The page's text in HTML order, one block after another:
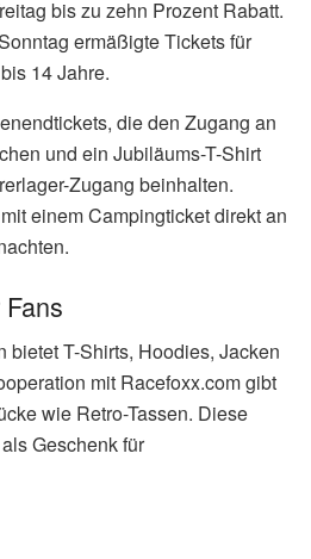
bis zu zehn Prozent Rabatt.
ermäßigte Tickets für
14 Jahre.
die den Zugang an
und ein Jubiläums-T-Shirt
Zugang beinhalten.
einem Campingticket direkt an
T-Shirts, Hoodies, Jacken
mit Racefoxx.com gibt
wie Retro-Tassen. Diese
Geschenk für